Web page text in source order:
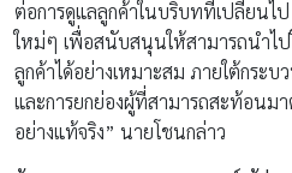
ต่อการดูแลลูกค้าในบริบทที่เปลี่ยนไ
ใหม่ๆ เพื่อสนับสนุนให้สามารถนำไ
ลูกค้าได้อย่างเหมาะสม ภายใต้กร
และการยกย่องผู้ที่สามารถสะท้อนม
อย่างแท้จริง” นายโชนกล่าว